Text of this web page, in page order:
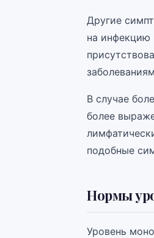
Другие
на инфекцию
В случае
более
подобные
Нормы
Уровень